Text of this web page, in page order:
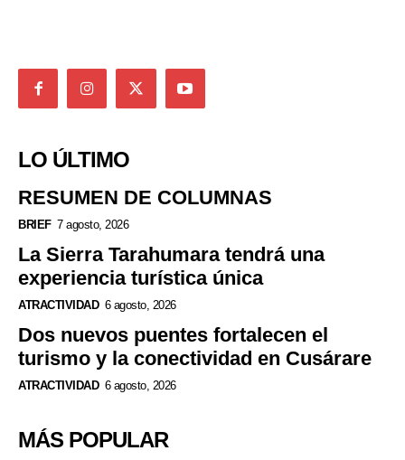
LO ÚLTIMO
RESUMEN DE COLUMNAS
BRIEF 7 agosto, 2026
La Sierra Tarahumara tendrá una
experiencia turística única
ATRACTIVIDAD 6 agosto, 2026
Dos nuevos puentes fortalecen el
turismo y la conectividad en Cusárare
ATRACTIVIDAD 6 agosto, 2026
MÁS POPULAR